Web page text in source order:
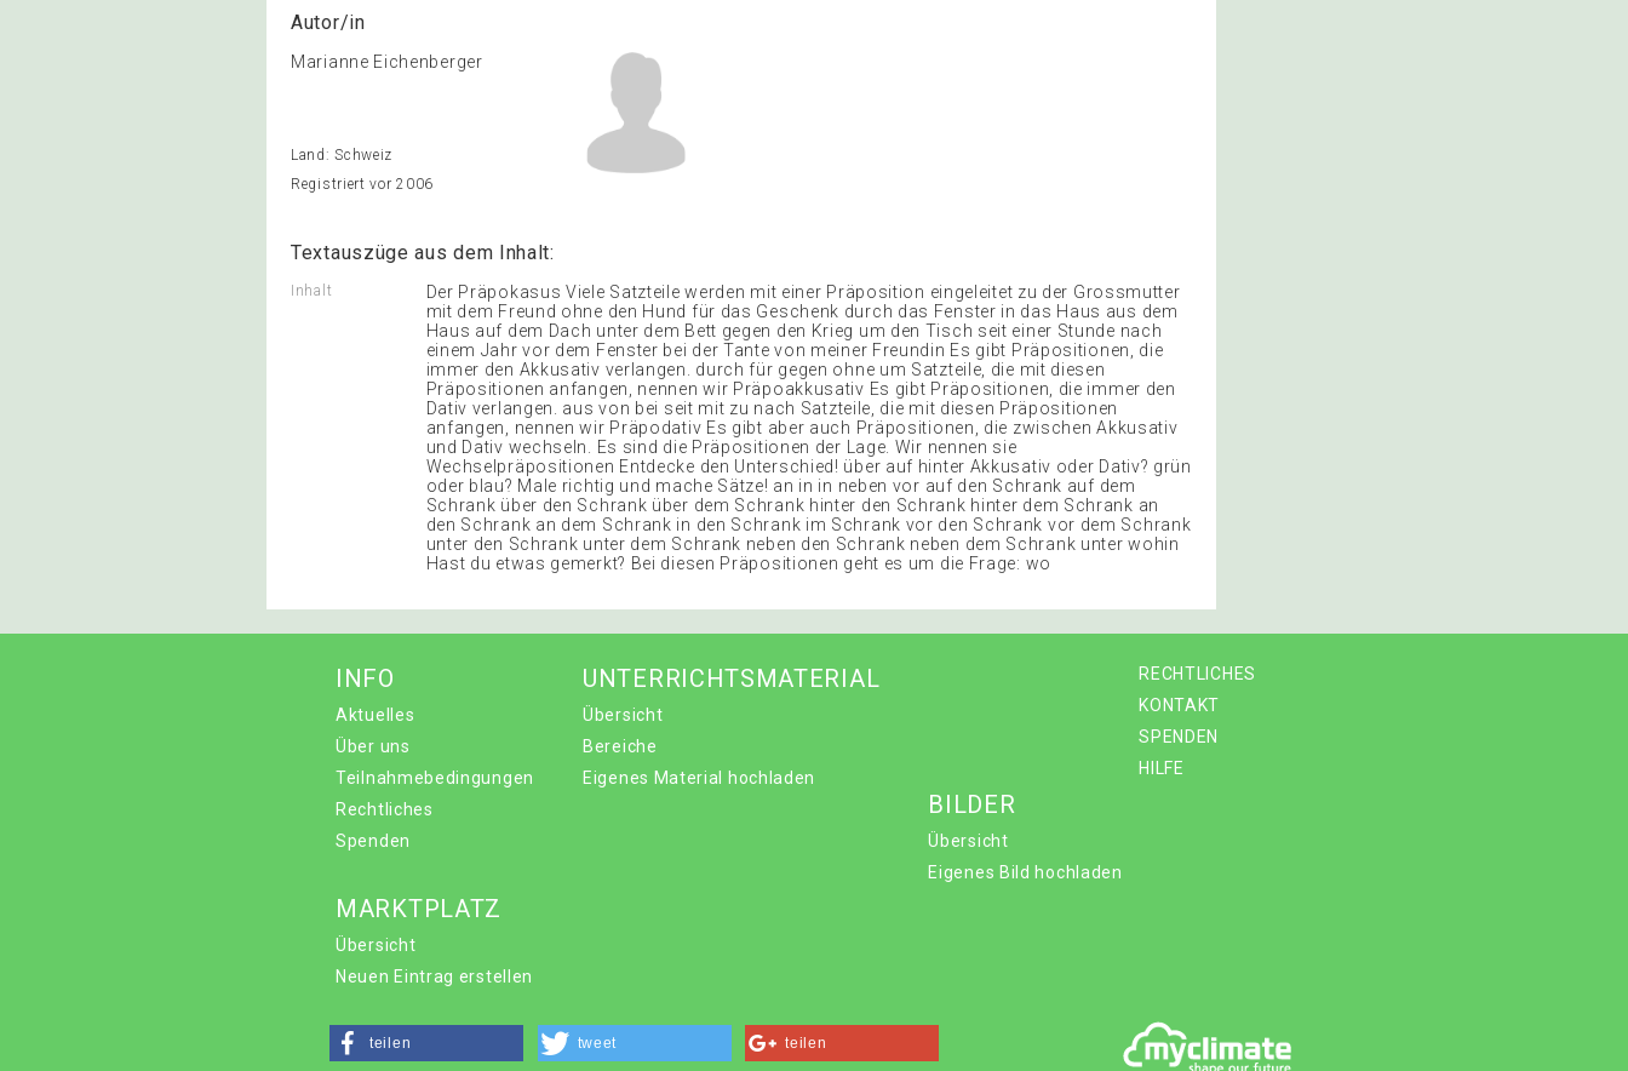
Autor/in
Marianne Eichenberger
Land: Schweiz
Registriert vor 2006
Textauszüge aus dem Inhalt:
Inhalt
Der Präpokasus Viele Satzteile werden mit einer Präposition eingeleitet zu der Grossmutter
mit dem Freund ohne den Hund für das Geschenk durch das Fenster in das Haus aus dem
Haus auf dem Dach unter dem Bett gegen den Krieg um den Tisch seit einer Stunde nach
einem Jahr vor dem Fenster bei der Tante von meiner Freundin Es gibt Präpositionen, die
immer den Akkusativ verlangen. durch für gegen ohne um Satzteile, die mit diesen
Präpositionen anfangen, nennen wir Präpoakkusativ Es gibt Präpositionen, die immer den
Dativ verlangen. aus von bei seit mit zu nach Satzteile, die mit diesen Präpositionen
anfangen, nennen wir Präpodativ Es gibt aber auch Präpositionen, die zwischen Akkusativ
und Dativ wechseln. Es sind die Präpositionen der Lage. Wir nennen sie
Wechselpräpositionen Entdecke den Unterschied! über auf hinter Akkusativ oder Dativ? grün
oder blau? Male richtig und mache Sätze! an in in neben vor auf den Schrank auf dem
Schrank über den Schrank über dem Schrank hinter den Schrank hinter dem Schrank an
den Schrank an dem Schrank in den Schrank im Schrank vor den Schrank vor dem Schrank
unter den Schrank unter dem Schrank neben den Schrank neben dem Schrank unter wohin
Hast du etwas gemerkt? Bei diesen Präpositionen geht es um die Frage: wo
RECHTLICHES
KONTAKT
SPENDEN
HILFE
INFO
Aktuelles
Über uns
Teilnahmebedingungen
Rechtliches
Spenden
UNTERRICHTSMATERIAL
Übersicht
Bereiche
Eigenes Material hochladen
BILDER
Übersicht
Eigenes Bild hochladen
MARKTPLATZ
Übersicht
Neuen Eintrag erstellen
teilen tweet teilen